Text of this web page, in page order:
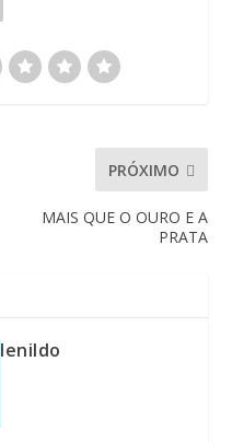
PRÓXIMO
MAIS QUE O OURO E A
PRATA
lenildo